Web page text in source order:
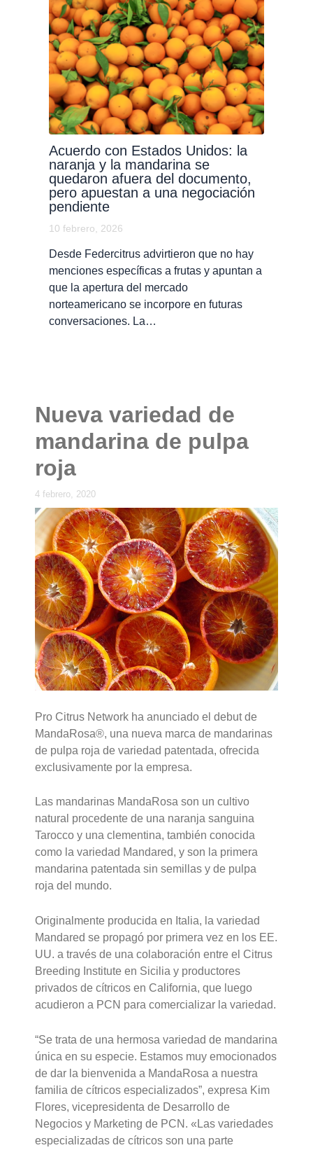
Acuerdo con Estados Unidos: la
naranja y la mandarina se
quedaron afuera del documento,
pero apuestan a una negociación
pendiente
10 febrero, 2026
Desde Federcitrus advirtieron que no hay
menciones específicas a frutas y apuntan a
que la apertura del mercado
norteamericano se incorpore en futuras
conversaciones. La…
Nueva variedad de
mandarina de pulpa
roja
4 febrero, 2020
Pro Citrus Network ha anunciado el debut de
MandaRosa®, una nueva marca de mandarinas
de pulpa roja de variedad patentada, ofrecida
exclusivamente por la empresa.
Las mandarinas MandaRosa son un cultivo
natural procedente de una naranja sanguina
Tarocco y una clementina, también conocida
como la variedad Mandared, y son la primera
mandarina patentada sin semillas y de pulpa
roja del mundo.
Originalmente producida en Italia, la variedad
Mandared se propagó por primera vez en los EE.
UU. a través de una colaboración entre el Citrus
Breeding Institute en Sicilia y productores
privados de cítricos en California, que luego
acudieron a PCN para comercializar la variedad.
“Se trata de una hermosa variedad de mandarina
única en su especie. Estamos muy emocionados
de dar la bienvenida a MandaRosa a nuestra
familia de cítricos especializados”, expresa Kim
Flores, vicepresidenta de Desarrollo de
Negocios y Marketing de PCN. «Las variedades
especializadas de cítricos son una parte